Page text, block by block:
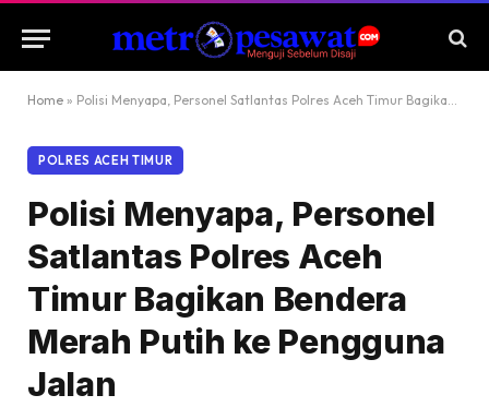
Home » Polisi Menyapa, Personel Satlantas Polres Aceh Timur Bagikan Bendera Merah Putih ke Pengguna Jalan
POLRES ACEH TIMUR
Polisi Menyapa, Personel
Satlantas Polres Aceh
Timur Bagikan Bendera
Merah Putih ke Pengguna
Jalan